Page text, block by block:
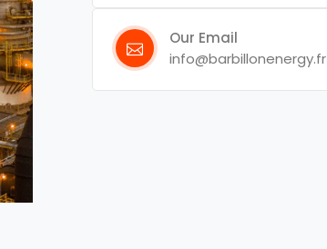
Our Email
info@barbillonenergy.fr